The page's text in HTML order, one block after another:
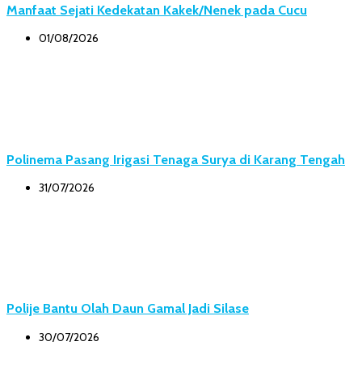
Manfaat Sejati Kedekatan Kakek/Nenek pada Cucu
01/08/2026
Polinema Pasang Irigasi Tenaga Surya di Karang Tengah
31/07/2026
Polije Bantu Olah Daun Gamal Jadi Silase
30/07/2026